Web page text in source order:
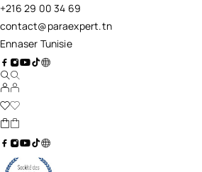
+216 29 00 34 69
contact@paraexpert.tn
Ennaser Tunisie